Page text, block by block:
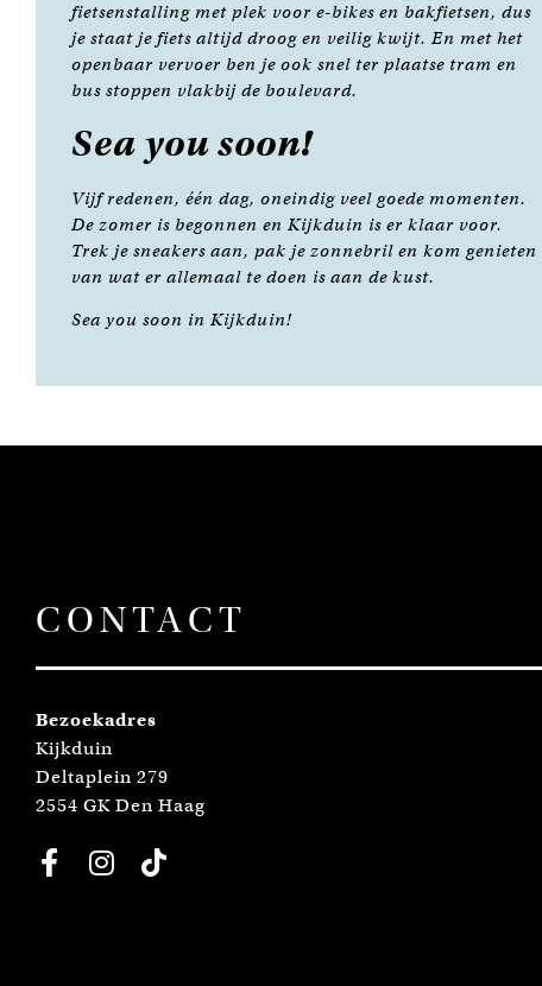
fietsenstalling met plek voor e-bikes en bakfietsen, dus
je staat je fiets altijd droog en veilig kwijt. En met het
openbaar vervoer ben je ook snel ter plaatse tram en
bus stoppen vlakbij de boulevard.
Sea you soon!
Vijf redenen, één dag, oneindig veel goede momenten.
De zomer is begonnen en Kijkduin is er klaar voor.
Trek je sneakers aan, pak je zonnebril en kom genieten
van wat er allemaal te doen is aan de kust.
Sea you soon in Kijkduin!
CONTACT
Bezoekadres
Kijkduin
Deltaplein 279
2554 GK Den Haag